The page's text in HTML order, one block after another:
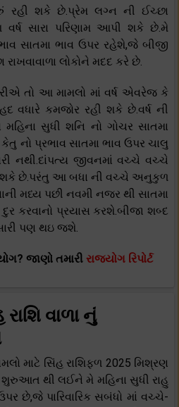
રહી શકે છે.પ્રેમ લગ્ન ની ઈચ્છા
વર્ષ સારા પરિણામ આપી શકે છે.મે
સાતમા ભાવ ઉપર રહેશે,જે બીજી
લોકોને મદદ કરે છે.
તો આ મામલો માં વર્ષ એવરેજ કે
વધારે કમજોર રહી શકે છે.વર્ષ ની
સુધી શનિ નો ગોચર સાતમા
કેતુ નો પ્રભાવ સાતમા ભાવ ઉપર ચાલુ
નથી.દાંપત્ય જીવનમાં વચ્ચે વચ્ચે
શકે છે.પરંતુ આ બધા ની વચ્ચે અનુકુળ
મધ્ય પછી નવમી નજર થી સાતમા
કરવાનો પ્રયાસ કરશે.બીજા શબ્દ
પણ થઇ જશે.
જાણો તમારી રાજયોગ રિપોર્ટ
રાશિ વાળા નું
માટે સિંહ રાશિફળ 2025 મિશ્રણ
શુરુઆત થી લઈને મે મહિના સુધી રાહુ
છે,જે પારિવારિક સબંધો માં વચ્ચે-